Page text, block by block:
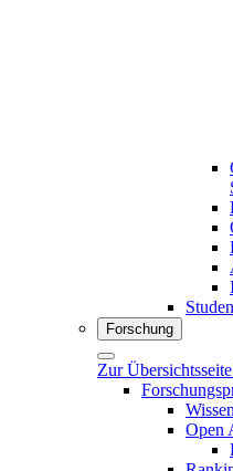
Forschung
Zur Übersichtsseite
Open